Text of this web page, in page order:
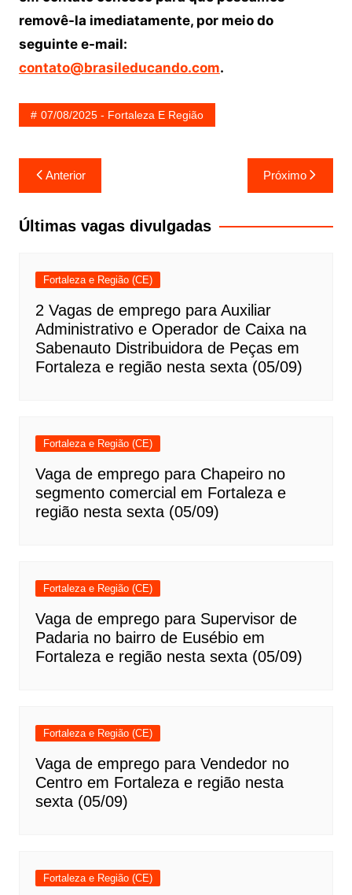
removê-la imediatamente, por meio do
seguinte e-mail:
contato@brasileducando.com.
07/08/2025 - Fortaleza E Região
Navegação
de
Post
Anterior Próximo
Últimas vagas divulgadas
Fortaleza e Região (CE)
2 Vagas de emprego para Auxiliar
Administrativo e Operador de Caixa na
Sabenauto Distribuidora de Peças em
Fortaleza e região nesta sexta (05/09)
Fortaleza e Região (CE)
Vaga de emprego para Chapeiro no
segmento comercial em Fortaleza e
região nesta sexta (05/09)
Fortaleza e Região (CE)
Vaga de emprego para Supervisor de
Padaria no bairro de Eusébio em
Fortaleza e região nesta sexta (05/09)
Fortaleza e Região (CE)
Vaga de emprego para Vendedor no
Centro em Fortaleza e região nesta
sexta (05/09)
Fortaleza e Região (CE)